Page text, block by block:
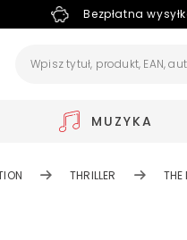
Bezpłatna
MUZYKA
THRILLER THE